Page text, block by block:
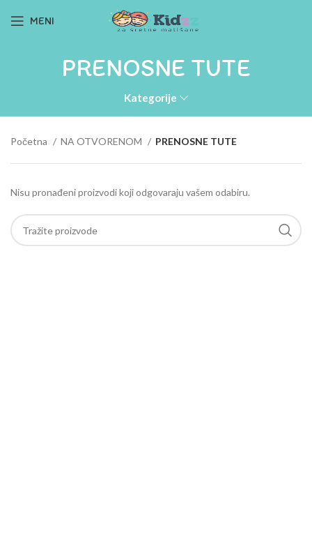
MENI
PRENOSNE TUTE
Kategorije
Početna NA OTVORENOM PRENOSNE TUTE
Nisu pronađeni proizvodi koji odgovaraju vašem odabiru.